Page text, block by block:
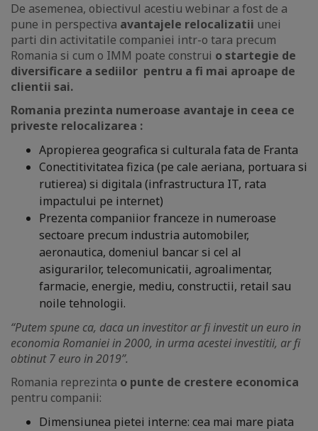
De asemenea, obiectivul acestiu webinar a fost de a
pune in perspectiva avantajele relocalizatii unei
parti din activitatile companiei intr-o tara precum
Romania si cum o IMM poate construi o startegie de
diversificare a sediilor pentru a fi mai aproape de
clientii sai.
Romania prezinta numeroase avantaje in ceea ce
priveste relocalizarea :
Apropierea geografica si culturala fata de Franta
Conectitivitatea fizica (pe cale aeriana, portuara si
rutierea) si digitala (infrastructura IT, rata
impactului pe internet)
Prezenta companiior franceze in numeroase
sectoare precum industria automobiler,
aeronautica, domeniul bancar si cel al
asigurarilor, telecomunicatii, agroalimentar,
farmacie, energie, mediu, constructii, retail sau
noile tehnologii.
“Putem spune ca, daca un investitor ar fi investit un euro in
economia Romaniei in 2000, in urma acestei investitii, ar fi
obtinut 7 euro in 2019”.
Romania reprezinta o punte de crestere economica
pentru companii:
Dimensiunea pietei interne: cea mai mare piata